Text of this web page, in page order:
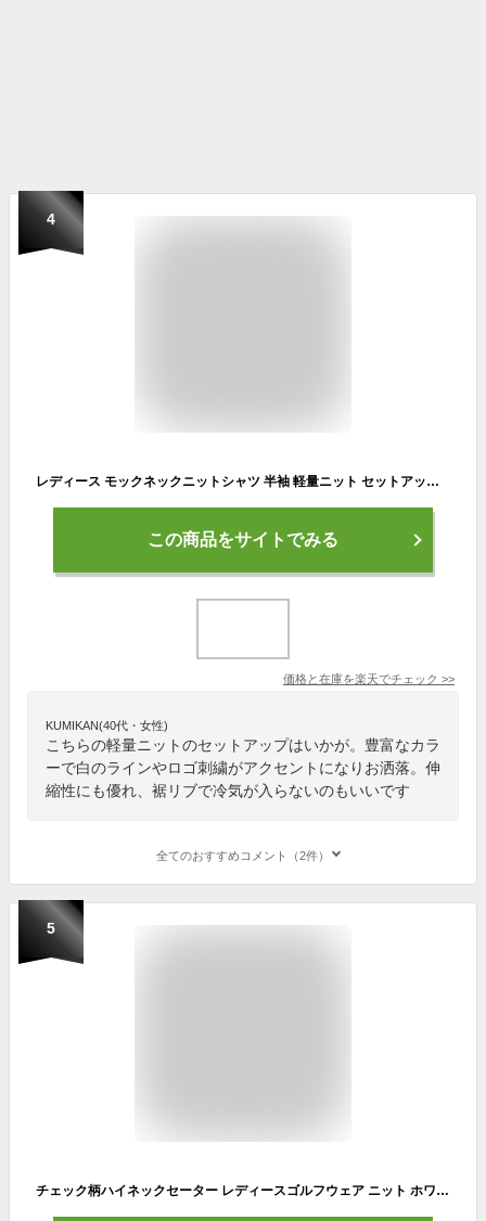
4
レディース モックネックニットシャツ 半袖 軽量ニット セットアップ可能 ハイネック ストライプ 細見え ロゴ ジャガード ロゴ刺繍 裾リブ ゴルフウェア FILA GOLF フィラゴルフウェア ベージュ ブラック ブルー S M L LL 792640 秋 冬
この商品をサイトでみる
価格と在庫を楽天でチェック >>
KUMIKAN(40代・女性)
こちらの軽量ニットのセットアップはいかが。豊富なカラ
ーで白のラインやロゴ刺繍がアクセントになりお洒落。伸
縮性にも優れ、裾リブで冷気が入らないのもいいです
全てのおすすめコメント（2件）
5
チェック柄ハイネックセーター レディースゴルフウェア ニット ホワイト ネイビー 保温素材 洗える 洗濯可能 かわいいゴルフウェア あたたかい防寒 ゴルフセットアップ（スカート別売り） おしゃれ ゴルフセーターレディース Sサイズ Mサイズ Lサイズ